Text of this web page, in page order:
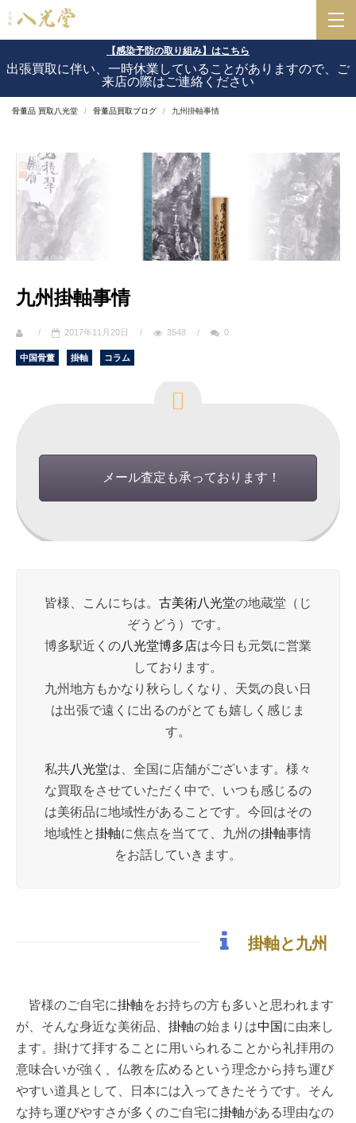
【感染予防の取り組み】はこちら
出張買取に伴い、一時休業していることがありますので、ご
来店の際はご連絡ください
骨董品 買取八光堂 骨董品買取ブログ 九州掛軸事情
九州掛軸事情
/ 2017年11月20日 / 3548 / 0
中国骨董 掛軸 コラム
メール査定も承っております！
皆様、こんにちは。 古美術八光堂の地蔵堂（じ
ぞうどう）です。
博多駅近くの八光堂博多店は今日も元気に営業
しております。
九州地方もかなり秋らしくなり、天気の良い日
は出張で遠くに出るのがとても嬉しく感じま
す。
私共八光堂は、全国に店舗がございます。様々
な買取をさせていただく中で、いつも感じるの
は美術品に地域性があることです。今回はその
地域性と掛軸に焦点を当てて、九州の掛軸事情
をお話していきます。
掛軸と九州
皆様のご自宅に掛軸をお持ちの方も多いと思われます
が、そんな身近な美術品、 掛軸の始まりは中国 に由来し
ます。掛けて拝することに用いられることから礼拝用の
意味合いが強く、仏教を広めるという理念から持ち運び
やすい道具として、日本には入ってきたそうです。そん
な持ち運びやすさが多くのご自宅に掛軸がある理由なの